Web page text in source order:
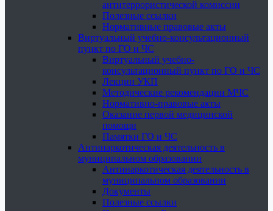
антитеррористической комиссии
Полезные ссылки
Нормативные правовые акты
Виртуальный учебно-консультационный
пункт по ГО и ЧС
Виртуальный учебно-
консультационный пункт по ГО и ЧС
Лекции УКП
Методические рекомендации МЧС
Нормативно-правовые акты
Оказание первой медицинской
помощи
Памятки ГО и ЧС
Антинаркотическая деятельность в
муниципальном образовании
Антинаркотическая деятельность в
муниципальном образовании
Документы
Полезные ссылки